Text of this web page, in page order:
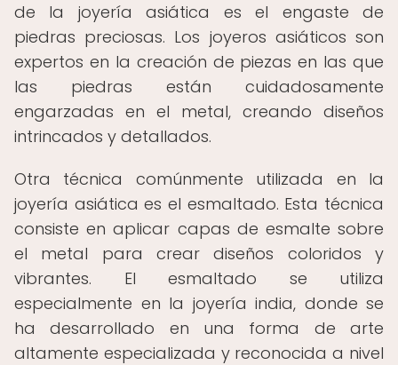
de la joyería asiática es el engaste de
piedras preciosas. Los joyeros asiáticos son
expertos en la creación de piezas en las que
las piedras están cuidadosamente
engarzadas en el metal, creando diseños
intrincados y detallados.
Otra técnica comúnmente utilizada en la
joyería asiática es el esmaltado. Esta técnica
consiste en aplicar capas de esmalte sobre
el metal para crear diseños coloridos y
vibrantes. El esmaltado se utiliza
especialmente en la joyería india, donde se
ha desarrollado en una forma de arte
altamente especializada y reconocida a nivel